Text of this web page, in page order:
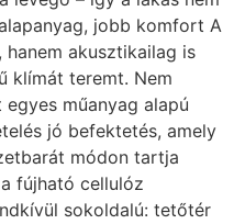
jobb komfort A
akusztikailag is
klímát teremt. Nem
egyes műanyag alapú
jó befektetés, amely
módon tartja
fújható cellulóz
sokoldalú: tetőtér